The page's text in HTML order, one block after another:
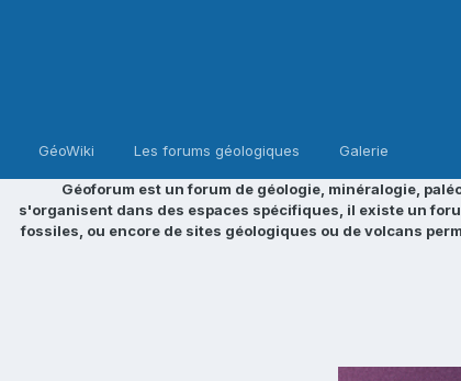
GéoWiki Les forums géologiques Galerie
Géoforum est un forum de géologie, minéralogie,
s'organisent dans des espaces spécifiques, il existe un
fossiles, ou encore de sites géologiques ou de volcans